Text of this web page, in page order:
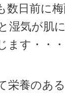
数日前に梅
湿気が肌
ます・・・
栄養のあ